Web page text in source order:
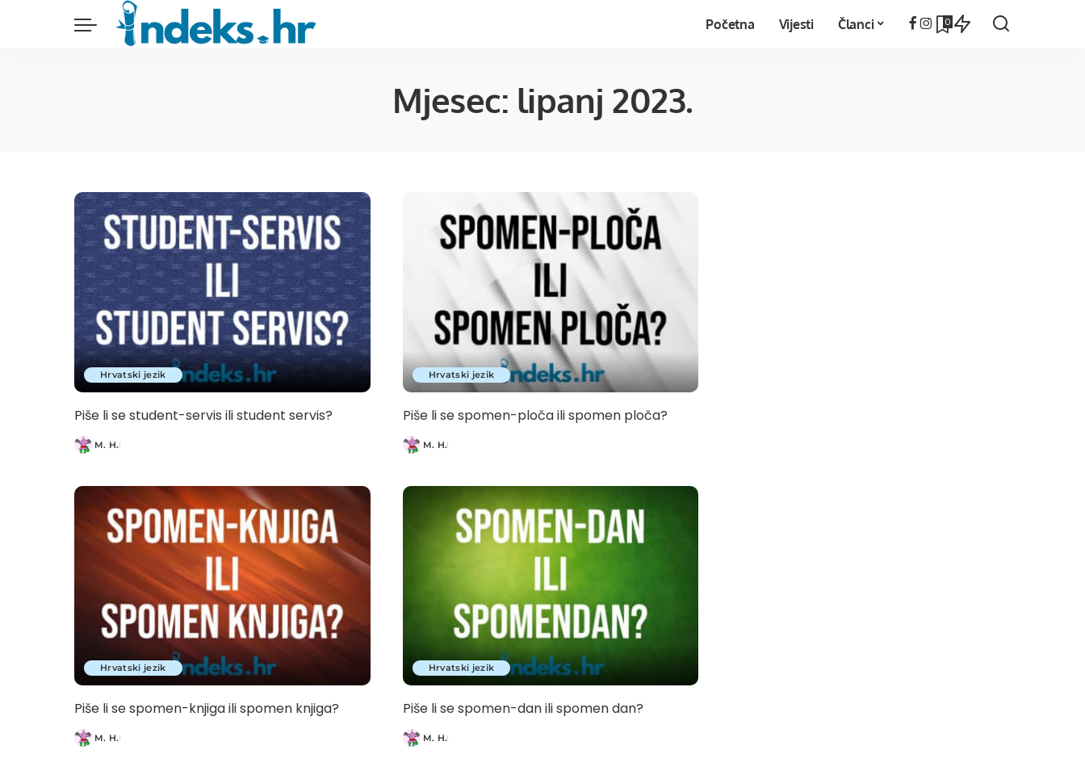
Početna Vijesti Članci 0
Mjesec: lipanj 2023.
Hrvatski jezik
Piše li se student-servis ili student servis?
Posted
M. H.
Hrvatski jezik
Piše li se spomen-ploča ili spomen ploča?
Posted
M. H.
Hrvatski jezik
Piše li se spomen-knjiga ili spomen knjiga?
Posted
M. H.
Hrvatski jezik
Piše li se spomen-dan ili spomen dan?
Posted
M. H.